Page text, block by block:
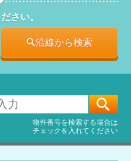
さい。
沿線から検索
[
物件番号を検索する場合は
チェックを入れてください